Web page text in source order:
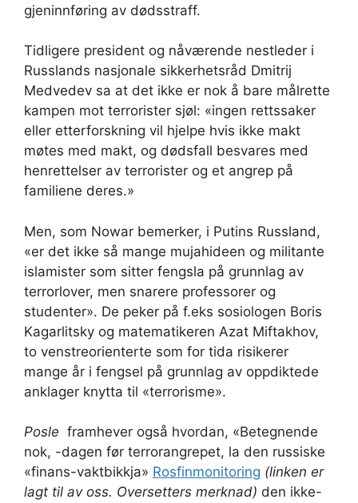
gjeninnføring av dødsstraff.
Tidligere president og nåværende nestleder i
Russlands nasjonale sikkerhetsråd Dmitrij
Medvedev sa at det ikke er nok å bare målrette
kampen mot terrorister sjøl: «ingen rettssaker
eller etterforskning vil hjelpe hvis ikke makt
møtes med makt, og dødsfall besvares med
henrettelser av terrorister og et angrep på
familiene deres.»
Men, som Nowar bemerker, i Putins Russland,
«er det ikke så mange mujahideen og militante
islamister som sitter fengsla på grunnlag av
terrorlover, men snarere professorer og
studenter». De peker på f.eks sosiologen Boris
Kagarlitsky og matematikeren Azat Miftakhov,
to venstreorienterte som for tida risikerer
mange år i fengsel på grunnlag av oppdiktede
anklager knytta til «terrorisme».
Posle framhever også hvordan, «Betegnende
nok, -dagen før terrorangrepet, la den russiske
«finans-vaktbikkja» Rosfinmonitoring (linken er
lagt til av oss. Oversetters merknad) den ikke-